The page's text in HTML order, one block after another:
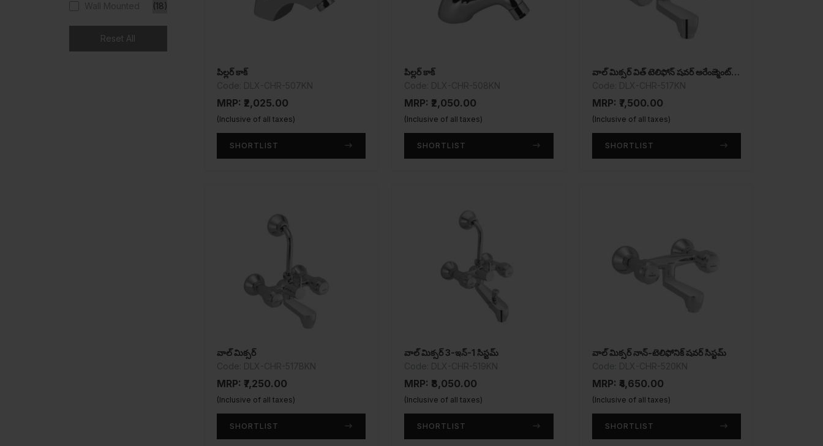
(18)
Reset All
పిల్లర్ కాక్
MRP: ₹2,025.00
(Inclusive of all taxes)
SHORTLIST
పిల్లర్ కాక్
MRP: ₹2,050.00
(Inclusive of all taxes)
SHORTLIST
వాల్ మిక్సర్ విత్ టెలిఫోన్ షవర్ అరేంజ్మెంట్ ఓన్లీ
MRP: ₹7,500.00
(Inclusive of all taxes)
SHORTLIST
వాల్ మిక్సర్
MRP: ₹7,250.00
(Inclusive of all taxes)
SHORTLIST
వాల్ మిక్సర్ 3-ఇన్-1 సిస్టమ్
MRP: ₹8,050.00
(Inclusive of all taxes)
SHORTLIST
వాల్ మిక్సర్ నాన్-టెలిఫోనిక్ షవర్ సిస్టమ్
MRP: ₹4,650.00
(Inclusive of all taxes)
SHORTLIST